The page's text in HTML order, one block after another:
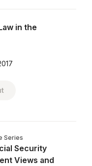
in the
Series
Security
Views and